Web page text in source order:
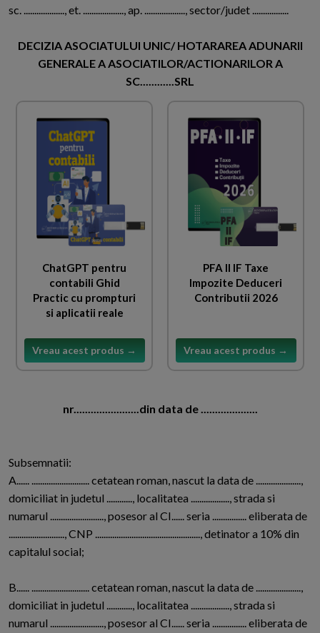
sc. ..................., et. ..................., ap. ..................., sector/judet .................
DECIZIA ASOCIATULUI UNIC/ HOTARAREA ADUNARII
GENERALE A ASOCIATILOR/ACTIONARILOR A
SC............SRL
ChatGPT pentru
contabili Ghid
Practic cu prompturi
si aplicatii reale
Vreau acest produs →
PFA II IF Taxe
Impozite Deduceri
Contributii 2026
Vreau acest produs →
nr.......................din data de ....................
Subsemnatii:
A...... ........................... cetatean roman, nascut la data de .....................,
domiciliat in judetul ............, localitatea .................., strada si
numarul ........................., posesor al CI...... seria ................ eliberata de
.........................., CNP ................................................., detinator a 10% din
capitalul social;
B...... ........................... cetatean roman, nascut la data de .....................,
domiciliat in judetul ............, localitatea .................., strada si
numarul ........................., posesor al CI...... seria ................ eliberata de